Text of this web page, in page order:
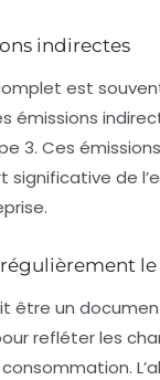
indirectes
est
émissions
3. Ces
significative de
être un
refléter les